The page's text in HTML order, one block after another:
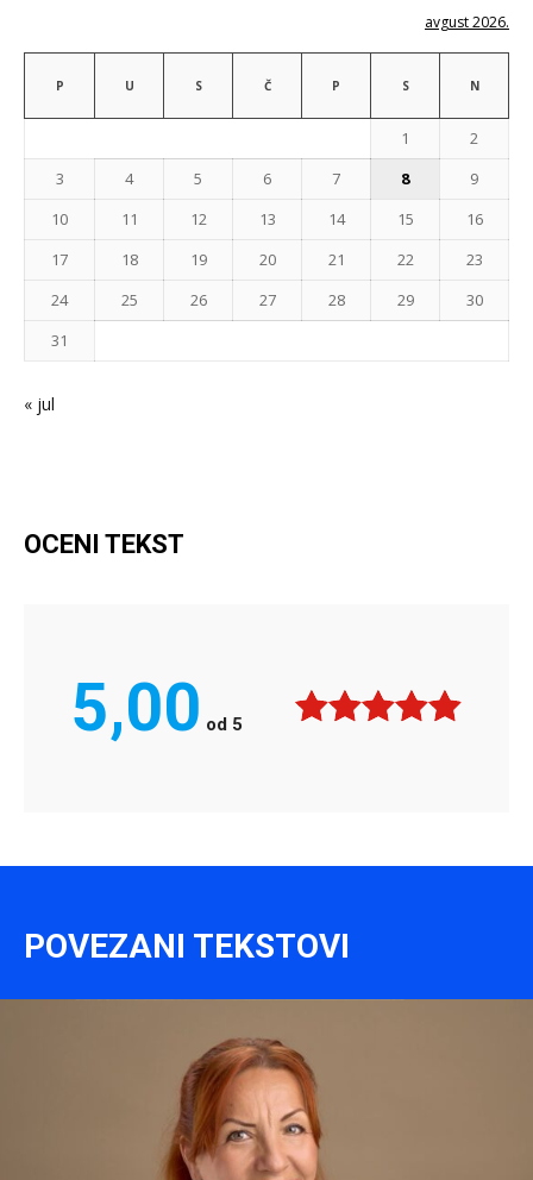
avgust 2026.
P U S Č P S N
1
2
3
4 5 6 7 8
9
10
11 12 13 14 15
16
17
18 19 20 21 22
23
24
25 26 27 28 29
30
31
« jul
OCENI TEKST
5,00 od 5
POVEZANI TEKSTOVI